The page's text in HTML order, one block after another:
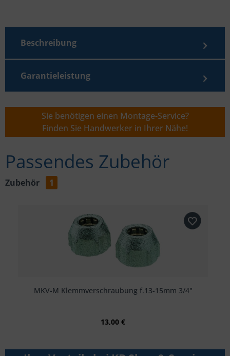
Sie benötigen einen Montage-Service?
Finden Sie Handwerker in Ihrer Nähe!
Passendes Zubehör
Zubehör 1
MKV-M Klemmverschraubung f.13-15mm 3/4"
13,00 €
Beschreibung
Garantieleistung